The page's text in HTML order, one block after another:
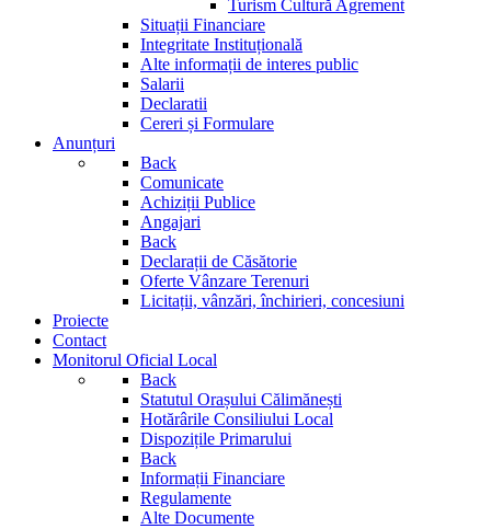
Turism Cultură Agrement
Situații Financiare
Integritate Instituțională
Alte informații de interes public
Salarii
Declaratii
Cereri și Formulare
Anunțuri
Back
Comunicate
Achiziții Publice
Angajari
Back
Declarații de Căsătorie
Oferte Vânzare Terenuri
Licitații, vânzări, închirieri, concesiuni
Proiecte
Contact
Monitorul Oficial Local
Back
Statutul Orașului Călimănești
Hotărârile Consiliului Local
Dispozițile Primarului
Back
Informații Financiare
Regulamente
Alte Documente